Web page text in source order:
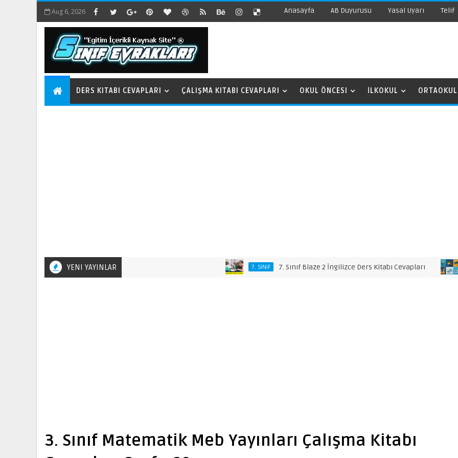
Aug 6, 2026 Anasayfa AB Duyurusu Yasal Uyarı Telif
DERS KITABI CEVAPLARI ÇALIŞMA KITABI CEVAPLARI OKUL ÖNCESI İLKOKUL ORTAOKUL
YENI YAYINLAR 7. SINIF 7. Sınıf Blaze 2 İngilizce Ders Kitabı Cevapları 7.
3. Sınıf Matematik Meb Yayınları Çalışma Kitabı